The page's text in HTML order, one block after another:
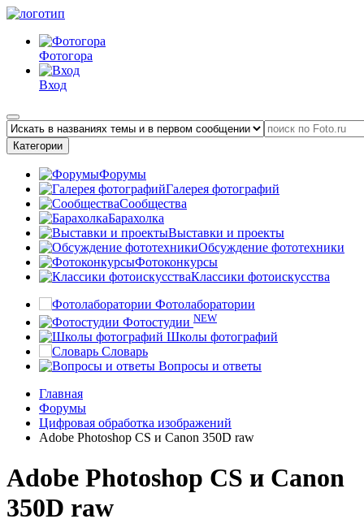
Фотогора
Вход
Категории
Форумы
Галерея фотографий
Сообщества
Барахолка
Выставки и проекты
Обсуждение фототехники
Фотоконкурсы
Классики фотоискусства
Фотолаборатории
Фотостудии NEW
Школы фотографий
Словарь
Вопросы и ответы
Главная
Форумы
Цифровая обработка изображений
Adobe Photoshop CS и Canon 350D raw
Adobe Photoshop CS и Canon
350D raw